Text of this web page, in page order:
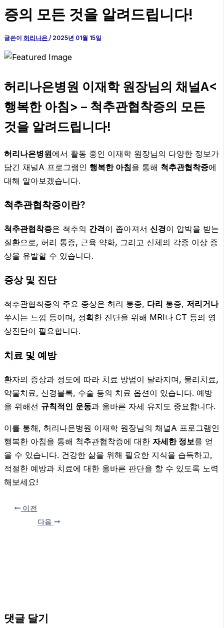
증의 모든 것을 알려드립니다!
글쓴이 허리나은 / 2025년 01월 15일
허리나은병원 이재학 원장님의 채널A<
행복한 아침> – 척추관협착증의 모든
것을 알려드립니다!
허리나은병원에서 활동 중인 이재학 원장님의 다양한 정보가
담긴 채널A 프로그램인 행복한 아침을 통해 척추관협착증에
대해 알아보겠습니다.
척추관협착증이란?
척추관협착증은 척추의 간격이 좁아져서 신경이 압박을 받는
질환으로, 허리 통증, 근육 약화, 그리고 신체의 각종 이상 증
상을 유발할 수 있습니다.
증상 및 진단
척추관협착증의 주요 증상은 허리 통증, 다리 통증, 저리거나
쑤시는 느낌 등이며, 정확한 진단을 위해 MRI나 CT 등의 영
상진단이 필요합니다.
치료 및 예방
환자의 증상과 정도에 따라 치료 방법이 달라지며, 물리치료,
약물치료, 신경블록, 수술 등의 치료 옵션이 있습니다. 예방
을 위해선 규칙적인 운동과 올바른 자세 유지도 중요합니다.
이를 통해, 허리나은병원 이재학 원장님의 채널A 프로그램인
행복한 아침을 통해 척추관협착증에 대한 자세한 정보를 얻
을 수 있습니다. 건강한 삶을 위해 필요한 지식을 습득하고,
적절한 예방과 치료에 대한 올바른 판단을 할 수 있도록 노력
해보세요!
이전
다음
댓글 달기